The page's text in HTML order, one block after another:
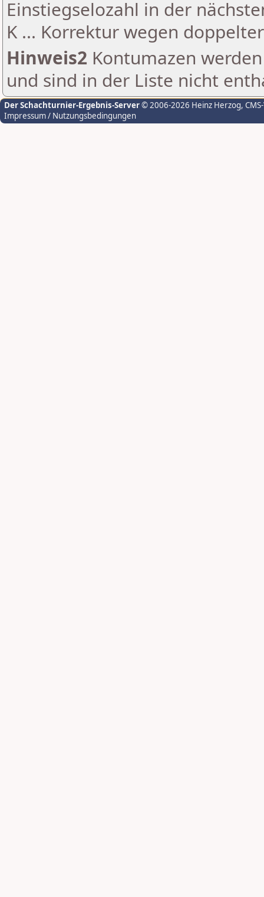
Einstiegselozahl in der
K ... Korrektur wegen
Hinweis2 Kontumazen
und sind in der Liste nicht
Der Schachturnier-Ergebnis-Server© 2006-2026 Heinz Herzog,
Impressum / Nutzungsbedingungen